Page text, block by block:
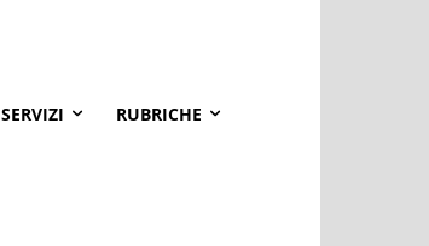
SERVIZI RUBRICHE